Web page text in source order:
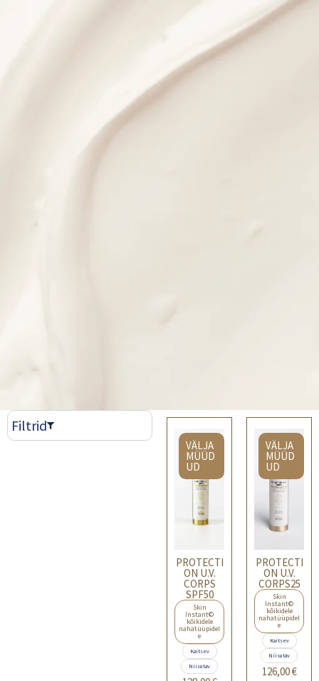
Filtrid
PROTECTI
ON U.V.
CORPS
SPF50
Skin
Instant©
kõikidele
nahatüüpidel
e
Kaitsev
Niisutav
VÄLJA
MÜÜD
UD
PROTECTI
ON U.V.
CORPS25
Skin
Instant©
kõikidele
nahatüüpidel
e
Kaitsev
Niisutav
VÄLJA
MÜÜD
UD
126,00€